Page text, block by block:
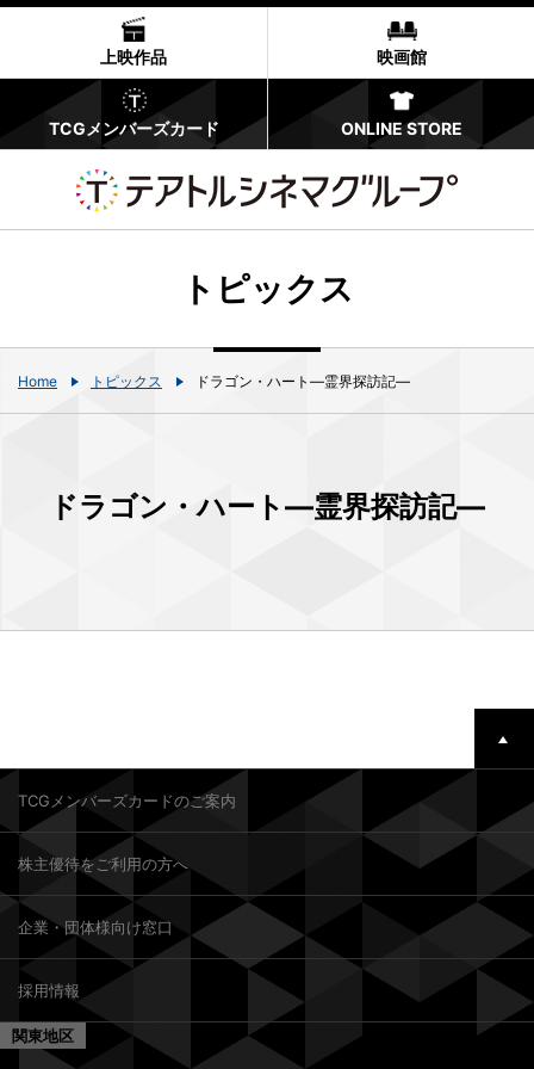
上映作品 映画館
TCGメンバーズカード ONLINE STORE
トピックス
Home トピックス ドラゴン・ハート―霊界探訪記―
ドラゴン・ハート―霊界探訪記―
TCGメンバーズカードのご案内
株主優待をご利用の方へ
企業・団体様向け窓口
採用情報
関東地区